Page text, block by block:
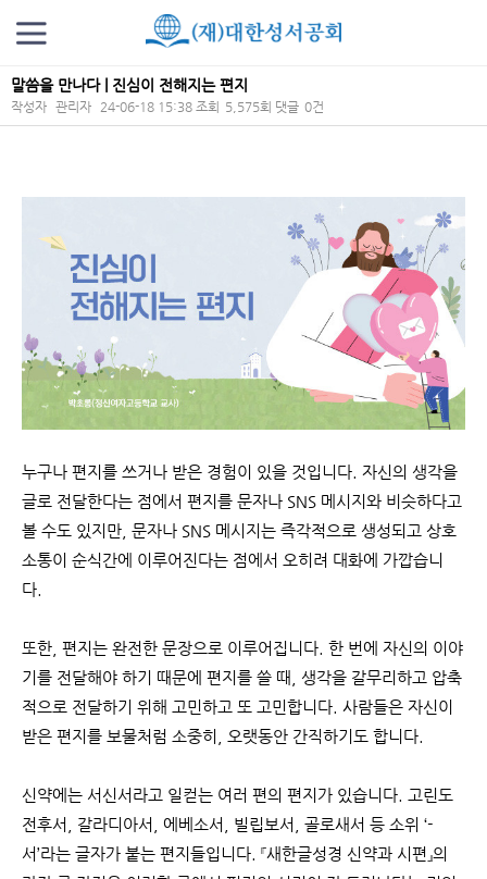
말씀을 만나다 | 진심이 전해지는 편지
작성자 관리자 24-06-18 15:38 조회 5,575회 댓글 0건
누구나 편지를 쓰거나 받은 경험이 있을 것입니다. 자신의 생각을
글로 전달한다는 점에서 편지를 문자나 SNS 메시지와 비슷하다고
볼 수도 있지만, 문자나 SNS 메시지는 즉각적으로 생성되고 상호
소통이 순식간에 이루어진다는 점에서 오히려 대화에 가깝습니
다.
또한, 편지는 완전한 문장으로 이루어집니다. 한 번에 자신의 이야
기를 전달해야 하기 때문에 편지를 쓸 때, 생각을 갈무리하고 압축
적으로 전달하기 위해 고민하고 또 고민합니다. 사람들은 자신이
받은 편지를 보물처럼 소중히, 오랫동안 간직하기도 합니다.
신약에는 서신서라고 일컫는 여러 편의 편지가 있습니다. 고린도
전후서, 갈라디아서, 에베소서, 빌립보서, 골로새서 등 소위 ‘-
서’라는 글자가 붙는 편지들입니다. 『새한글성경 신약과 시편』의